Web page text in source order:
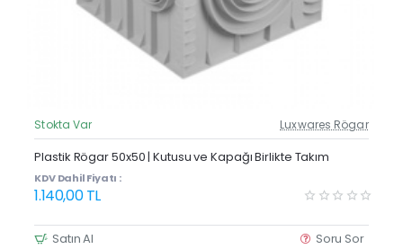
Güncel Fiyat
Stokta Var Luxwares Rögar
Plastik Rögar 50x50 | Kutusu ve Kapağı Birlikte Takım
KDV Dahil Fiyatı :
1.140,00 TL
Satın Al Soru Sor